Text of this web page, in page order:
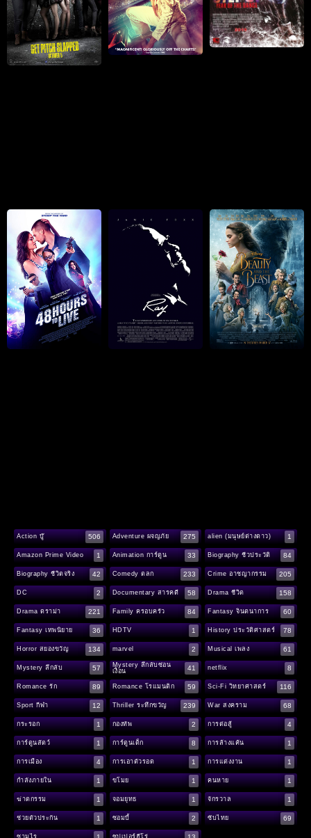
Action บู๊ 506 Adventure ผจญภัย 275 alien (มนุษย์ต่างดาว) 1
Amazon Prime Video 1 Animation การ์ตูน 33 Biography ชีวประวัติ 84
Biography ชีวิตจริง 42 Comedy ตลก 233 Crime อาชญากรรม 205
DC 2 Documentary สารคดี 58 Drama ชีวิต 158
Drama ดราม่า 221 Family ครอบครัว 84 Fantasy จินตนาการ 60
Fantasy เทพนิยาย 36 HDTV 1 History ประวัติศาสตร์ 78
Horror สยองขวัญ 134 marvel 2 Musical เพลง 61
Mystery ลึกลับ 57
Mystery ลึกลับซ่อน
เงื่อน
41 netflix 8
Romance รัก 89 Romance โรแมนติก 59 Sci-Fi วิทยาศาสตร์ 116
Sport กีฬา 12 Thriller ระทึกขวัญ 239 War สงคราม 68
กระรอก 1 กองทัพ 2 การต่อสู้ 4
การ์ตูนสัตว์ 1 การ์ตูนเด็ก 8 การล้างแค้น 1
การเมือง 4 การเอาตัวรอด 1 การแต่งงาน 1
กำลังภายใน 1 ขโมย 1 คนหาย 1
ฆ่าตกรรม 1 จอมยุทธ 1 จักรวาล 1
ช่วยตัวประกัน 1 ซอมบี้ 2 ซับไทย 69